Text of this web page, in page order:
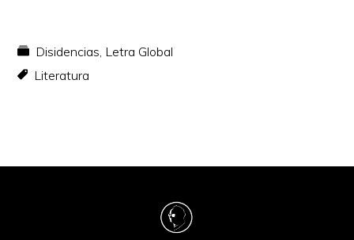
Disidencias, Letra Global
Literatura